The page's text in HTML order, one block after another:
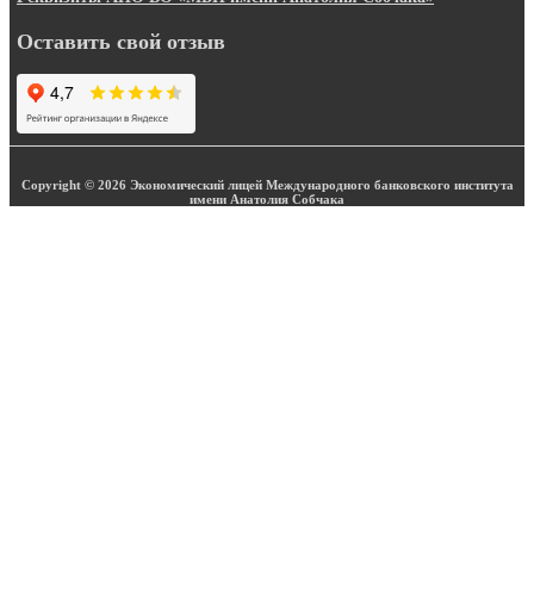
Оставить свой отзыв
Copyright © 2026 Экономический лицей Международного банковского института
имени Анатолия Собчака